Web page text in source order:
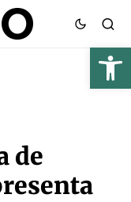
de